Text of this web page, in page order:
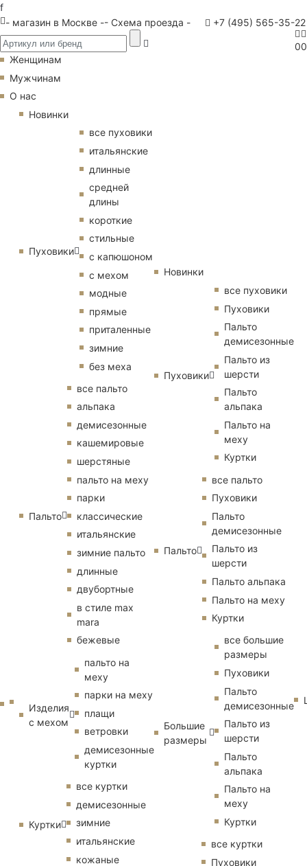
f
- магазин в Москве -- Схема проезда - +7 (495) 565-35-22
00
Женщинам
Мужчинам
О нас
Новинки
Пуховики
все пуховики
итальянские
длинные
средней
длины
короткие
стильные
с капюшоном
с мехом
модные
прямые
приталенные
зимние
без меха
Пальто
все пальто
альпака
демисезонные
кашемировые
шерстяные
пальто на меху
парки
классические
итальянские
зимние пальто
длинные
двубортные
в стиле max
mara
бежевые
Изделия
с мехом
пальто на
меху
парки на меху
плащи
ветровки
демисезонные
куртки
Куртки
все куртки
демисезонные
зимние
итальянские
кожаные
Новинки
Пуховики
все пуховики
Пуховики
Пальто
демисезонные
Пальто из
шерсти
Пальто
альпака
Пальто на
меху
Куртки
Пальто
все пальто
Пуховики
Пальто
демисезонные
Пальто из
шерсти
Пальто альпака
Пальто на меху
Куртки
Большие
размеры
все большие
размеры
Пуховики
Пальто
демисезонные
Пальто из
шерсти
Пальто
альпака
Пальто на
меху
Куртки
все куртки
Пуховики